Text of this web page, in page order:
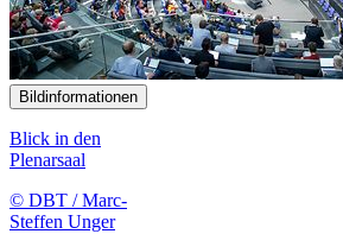
Bildinformationen
Blick in den
Plenarsaal
© DBT / Marc-
Steffen Unger